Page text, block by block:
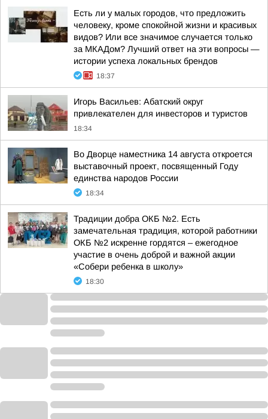
Есть ли у малых городов, что предложить
человеку, кроме спокойной жизни и красивых
видов? Или все значимое случается только
за МКАДом? Лучший ответ на эти вопросы —
истории успеха локальных брендов
18:37
Игорь Васильев: Абатский округ
привлекателен для инвесторов и туристов
18:34
Во Дворце наместника 14 августа откроется
выставочный проект, посвященный Году
единства народов России
18:34
Традиции добра ОКБ №2. Есть
замечательная традиция, которой работники
ОКБ №2 искренне гордятся – ежегодное
участие в очень доброй и важной акции
«Собери ребенка в школу»
18:30